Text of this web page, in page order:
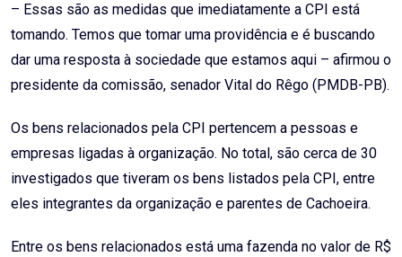
– Essas são as medidas que imediatamente a CPI está
tomando. Temos que tomar uma providência e é buscando
dar uma resposta à sociedade que estamos aqui – afirmou o
presidente da comissão, senador Vital do Rêgo (PMDB-PB).
Os bens relacionados pela CPI pertencem a pessoas e
empresas ligadas à organização. No total, são cerca de 30
investigados que tiveram os bens listados pela CPI, entre
eles integrantes da organização e parentes de Cachoeira.
Entre os bens relacionados está uma fazenda no valor de R$